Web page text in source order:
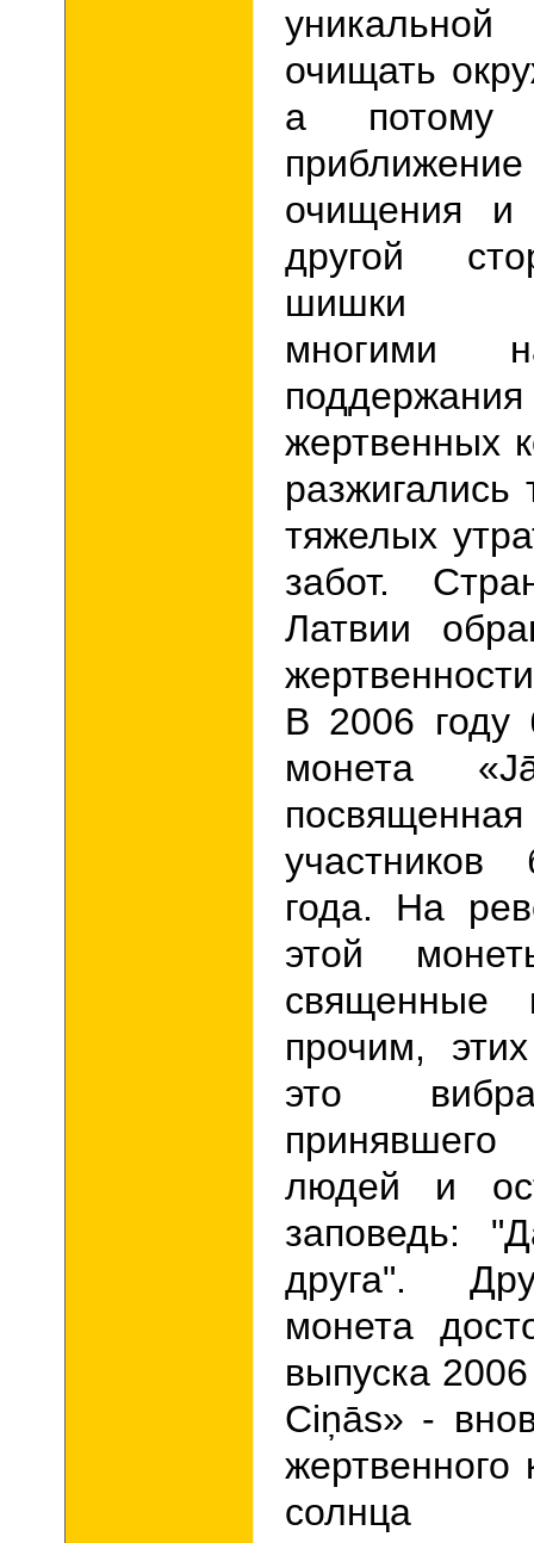
очищать
а потому
очищения
другой
шишки
многими
жертвенных
разжигались
тяжелых
забот.
Латвии
В 2006
монета «J
участников
года. На
этой
священные
прочим,
это
людей и
заповедь:
друга".
монета
выпуска
Ciņās» -
солнца